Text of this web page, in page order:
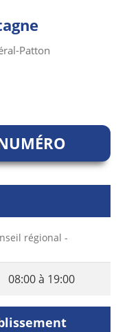
Patton
régional -
08:00 à 19:00